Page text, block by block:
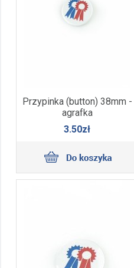
Przypinka (button) 38mm -
agrafka
3.50zł